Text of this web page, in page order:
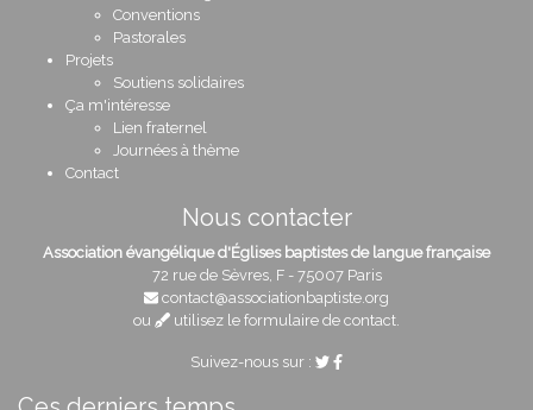
Conventions
Pastorales
Projets
Soutiens solidaires
Ça m'intéresse
Lien fraternel
Journées à thème
Contact
Nous contacter
Association évangélique d'Églises baptistes de langue française
72 rue de Sèvres, F - 75007 Paris
contact@associationbaptiste.org
ou
utilisez le formulaire de contact.
Suivez-nous sur :